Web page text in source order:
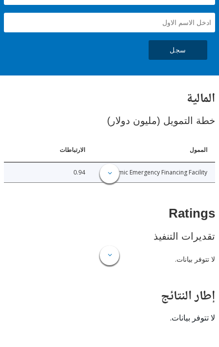
(مليون دولار)
الارتباطات
Pandemic Emergency Financing
0.94
التنفيذ
بيانات.
بيانات.